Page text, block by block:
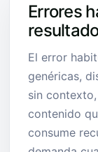
Errores
El error
genéricas,
sin
contenido
consume